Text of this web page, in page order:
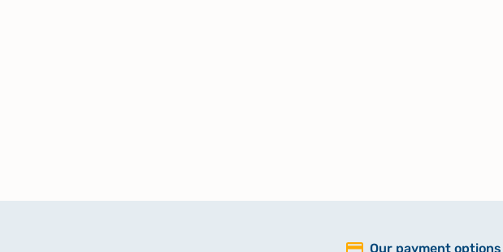
Our payment options